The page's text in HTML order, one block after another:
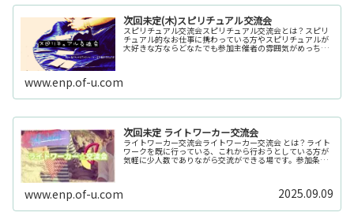
次回未定(木)スピリチュアル交流会
スピリチュアル交流会スピリチュアル交流会とは？スピリ
チュアル的なお仕事に携わっている方やスピリチュアルが
大好きな方ならどなたでも参加主催者の雰囲気がめっちゃ
www.enp.of-u.com
次回未定 ライトワーカー交流会
ライトワーカー交流会ライトワーカー交流会 とは？ライト
ワークを既に行っている、これから行おうとしている方が
気軽に少人数でありながら交流ができる場です。参加条件
www.enp.of-u.com 2025.09.09